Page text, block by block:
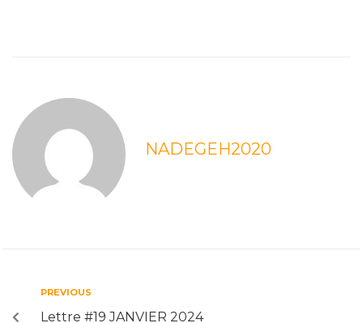
NADEGEH2020
PREVIOUS
Lettre #19 JANVIER 2024